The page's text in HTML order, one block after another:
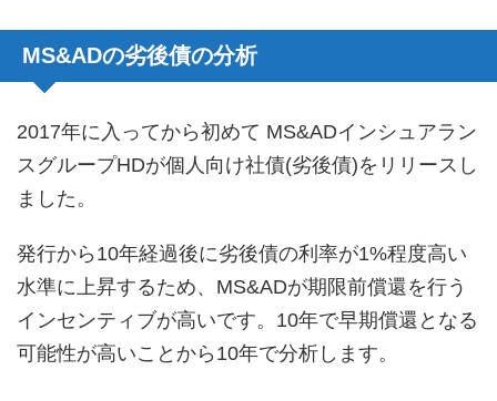
MS&ADの劣後債の分析
2017年に入ってから初めて MS&ADインシュアラン
スグループHDが個人向け社債(劣後債)をリリースし
ました。
発行から10年経過後に劣後債の利率が1%程度高い
水準に上昇するため、MS&ADが期限前償還を行う
インセンティブが高いです。10年で早期償還となる
可能性が高いことから10年で分析します。